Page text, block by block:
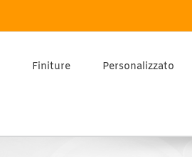
Finiture Personalizzato